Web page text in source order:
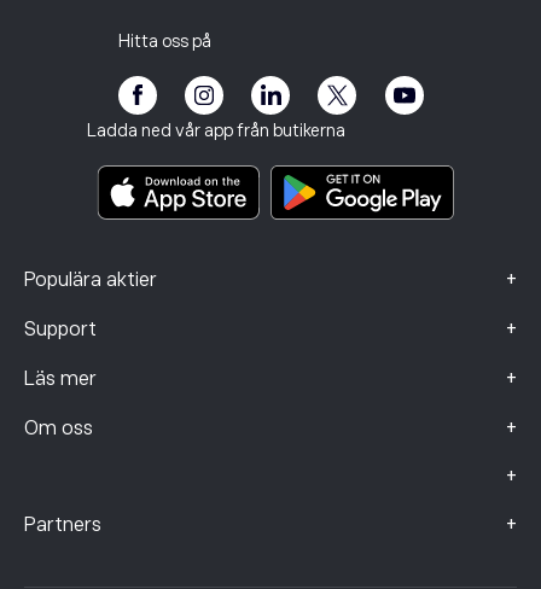
Hitta oss på
Ladda ned vår app från butikerna
Populära aktier +
Support +
Kundutsatthet
Läs mer +
eToro Akademi
Om oss +
+
Riskinformation
Regler och villkor
Viktiga informationsdokument
Klagomålsdata (FCA-kunder)
Partners +
Affiliate-program
Investeringsförsäkring